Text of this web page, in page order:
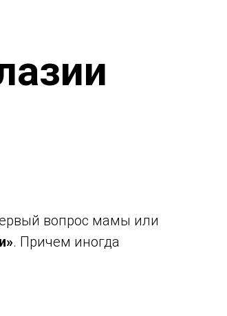
вопрос мамы или
. Причем иногда